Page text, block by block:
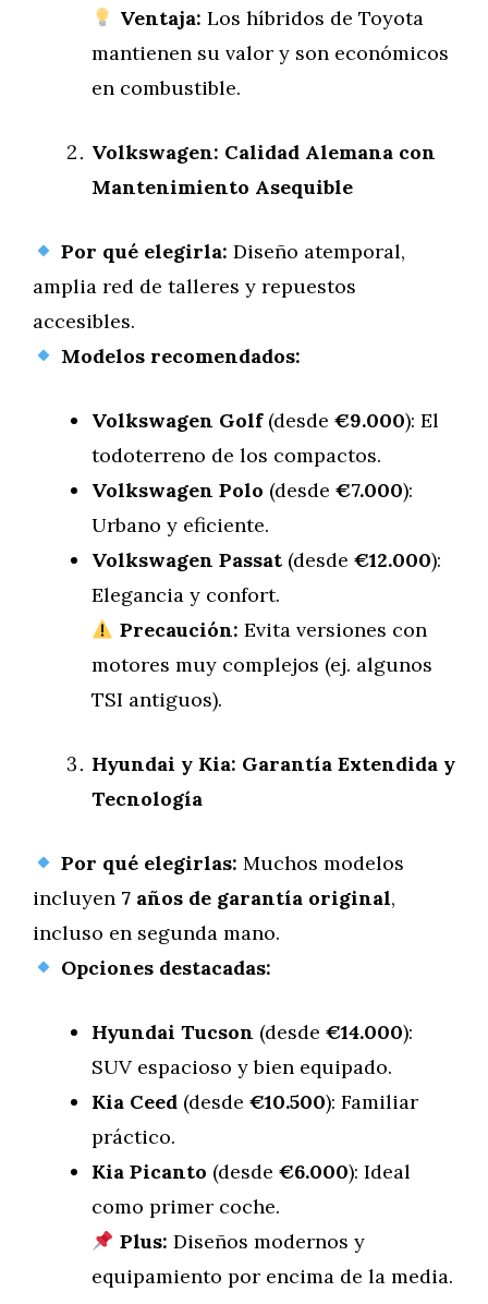
Ventaja: Los híbridos de Toyota
mantienen su valor y son económicos
en combustible.
Volkswagen: Calidad Alemana con
Mantenimiento Asequible
Por qué elegirla: Diseño atemporal,
amplia red de talleres y repuestos
accesibles.
Modelos recomendados:
Volkswagen Golf(desde €9.000): El
todoterreno de los compactos.
Volkswagen Polo (desde €7.000):
Urbano y eficiente.
Volkswagen Passat (desde €12.000):
Elegancia y confort.
Precaución: Evita versiones con
motores muy complejos (ej. algunos
TSI antiguos).
Hyundai y Kia: Garantía Extendida y
Tecnología
Por qué elegirlas: Muchos modelos
incluyen 7 años de garantía original,
incluso en segunda mano.
Opciones destacadas:
Hyundai Tucson (desde €14.000):
SUV espacioso y bien equipado.
Kia Ceed (desde €10.500): Familiar
práctico.
Kia Picanto (desde €6.000): Ideal
como primer coche.
Plus: Diseños modernos y
equipamiento por encima de la media.